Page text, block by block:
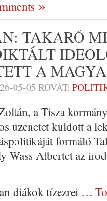
TAKARÓ
A
05-05 ROVAT:
a Tisza
üzenetet küldött a
formáló
Wass Albertet az
diákok tízezrei …